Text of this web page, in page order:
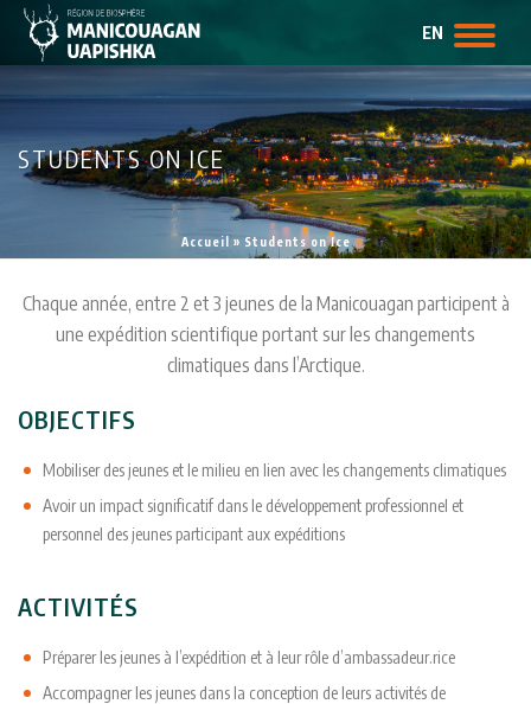
EN
STUDENTS ON ICE
Accueil » Students on Ice
Chaque année, entre 2 et 3 jeunes de la Manicouagan participent à
une expédition scientifique portant sur les changements
climatiques dans l’Arctique.
OBJECTIFS
Mobiliser des jeunes et le milieu en lien avec les changements climatiques
Avoir un impact significatif dans le développement professionnel et
personnel des jeunes participant aux expéditions
ACTIVITÉS
Préparer les jeunes à l’expédition et à leur rôle d’ambassadeur.rice
Accompagner les jeunes dans la conception de leurs activités de